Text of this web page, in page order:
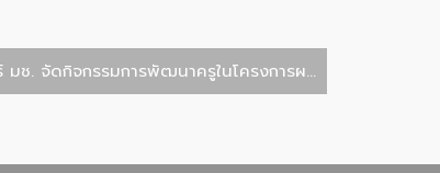
ช. จัดกิจกรรมการพัฒนาครูในโครงการผ...